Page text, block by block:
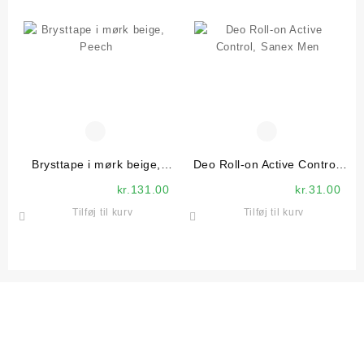
Brysttape i mørk beige,
kr.131.00
Tilføj til kurv
Deo Roll-on Active Control,
kr.31.00
Tilføj til kurv